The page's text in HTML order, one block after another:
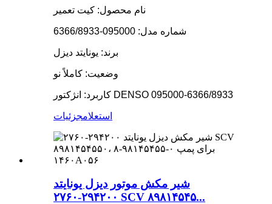
نام محصول: کیت تعمیر
شماره مدل: 095000-6366/8933
برند: یونایتد دیزل
وضعیت: کاملاً نو
کاربرد: انژکتور DENSO 095000-6366/8933
استعلامجزئیات
شیر مکش موتور دیزل یونایتد
۲۹۴۲۰۰-۲۷۶۰ SCV ۸۹۸۱۴۵۴۵...